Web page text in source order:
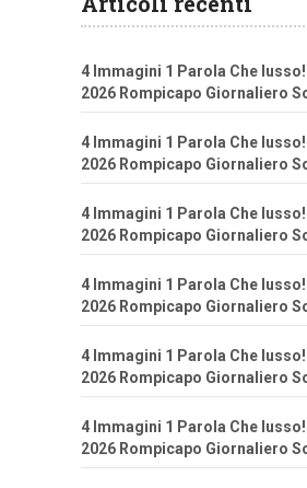
4 Immagini 1 Parola Che
2026 Rompicapo Giornaliero
4 Immagini 1 Parola Che
2026 Rompicapo Giornaliero
4 Immagini 1 Parola Che
2026 Rompicapo Giornaliero
4 Immagini 1 Parola Che
2026 Rompicapo Giornaliero
4 Immagini 1 Parola Che
2026 Rompicapo Giornaliero
4 Immagini 1 Parola Che
2026 Rompicapo Giornaliero